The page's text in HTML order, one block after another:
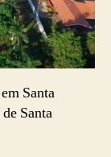
Santa
Santa